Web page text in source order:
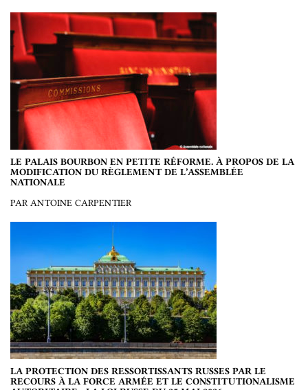
LE PALAIS BOURBON EN PETITE RÉFORME. À PROPOS DE LA
MODIFICATION DU RÈGLEMENT DE L’ASSEMBLÉE
NATIONALE
PAR ANTOINE CARPENTIER
LA PROTECTION DES RESSORTISSANTS RUSSES PAR LE
RECOURS À LA FORCE ARMÉE ET LE CONSTITUTIONALISME